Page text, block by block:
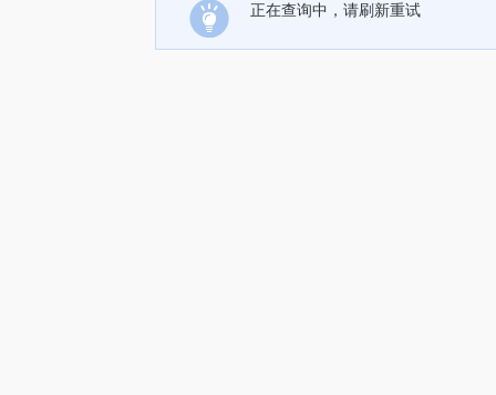
正在查询中，请刷新重试